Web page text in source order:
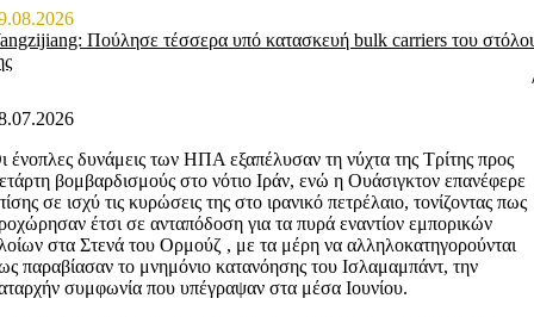
Πούλησε τέσσερα υπό κατασκευή bulk carriers του
ένοπλες δυνάμεις των ΗΠΑ εξαπέλυσαν τη νύχτα της Τρίτης προς
βομβαρδισμούς στο νότιο Ιράν, ενώ η Ουάσιγκτον επανέφερε
σε ισχύ τις κυρώσεις της στο ιρανικό πετρέλαιο, τονίζοντας πως
έτσι σε ανταπόδοση για τα πυρά εναντίον εμπορικών
στα Στενά του Ορμούζ , με τα μέρη να αλληλοκατηγορούνται
παραβίασαν το μνημόνιο κατανόησης του Ισλαμαμπάντ, την
συμφωνία που υπέγραψαν στα μέσα Ιουνίου.